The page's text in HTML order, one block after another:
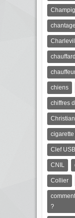
chantage
chauffard
chiens
chiffres
Clef USB
CNIL
Collier
?